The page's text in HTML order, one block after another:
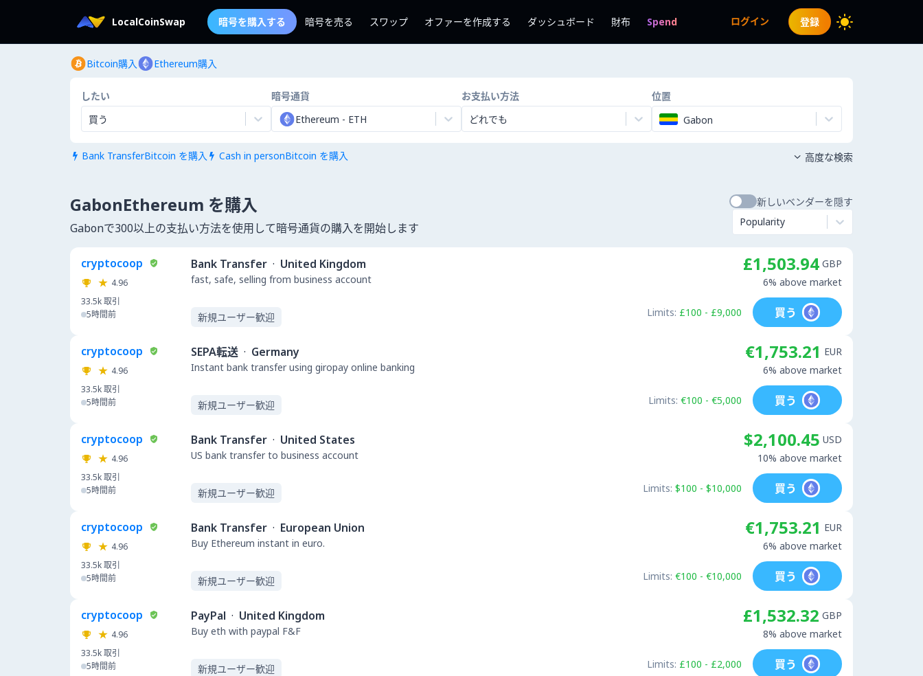
LocalCoinSwap 暗号を購入する 暗号を売る スワップ オファーを作成する ダッシュボード 財布 Spend ログイン 登録
Bitcoin購入 Ethereum購入
したい
買う
暗号通貨
Ethereum - ETH
お支払い方法
どれでも
位置
Gabon
 Bank TransferBitcoin を購入  Cash in personBitcoin を購入  高度な検索
GabonEthereum を購入
Gabonで300以上の支払い方法を使用して暗号通貨の購入を開始します
新しいベンダーを隠す
Popularity
cryptocoop
4.96
33.5k取引
5時間前
Bank Transfer · United Kingdom
fast, safe, selling from business account
新規ユーザー歓迎
£1,503.94 GBP
6% above market
Limits: £100 - £9,000 買う
cryptocoop
4.96
33.5k取引
5時間前
SEPA転送 · Germany
Instant bank transfer using giropay online banking
新規ユーザー歓迎
€1,753.21 EUR
6% above market
Limits: €100 - €5,000 買う
cryptocoop
4.96
33.5k取引
5時間前
Bank Transfer · United States
US bank transfer to business account
新規ユーザー歓迎
$2,100.45 USD
10% above market
Limits: $100 - $10,000 買う
cryptocoop
4.96
33.5k取引
5時間前
Bank Transfer · European Union
Buy Ethereum instant in euro.
新規ユーザー歓迎
€1,753.21 EUR
6% above market
Limits: €100 - €10,000 買う
cryptocoop
4.96
33.5k取引
5時間前
PayPal · United Kingdom
Buy eth with paypal F&F
新規ユーザー歓迎
£1,532.32 GBP
8% above market
Limits: £100 - £2,000 買う